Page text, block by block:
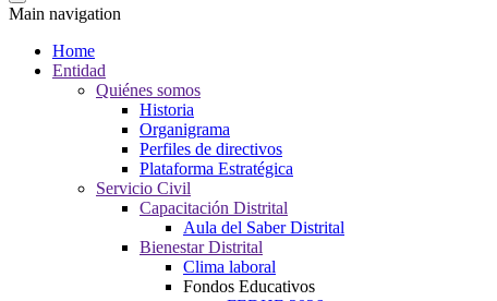
Main navigation
Home
Entidad
Quiénes somos
Historia
Organigrama
Perfiles de directivos
Plataforma Estratégica
Servicio Civil
Capacitación Distrital
Aula del Saber Distrital
Bienestar Distrital
Clima laboral
Fondos Educativos